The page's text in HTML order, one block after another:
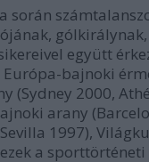
során
gólkirálynak,
együtt
bajnoki
(Sydney 2000,
arany
1997),
a